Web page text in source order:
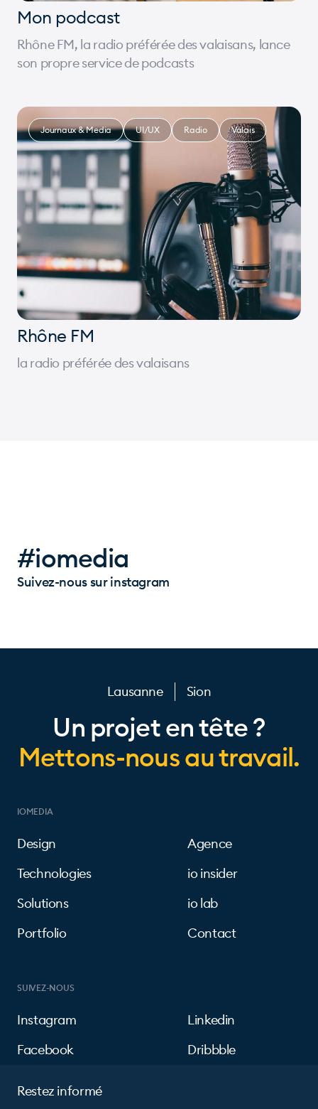
Mon podcast
Rhône FM, la radio préférée des valaisans, lance
son propre service de podcasts
Rhône FM
la radio préférée des valaisans
Journaux & Media UI/UX Radio Valais
#iomedia
Suivez-nous sur instagram
Lausanne Sion
Un projet en tête ?
Mettons-nous au travail.
IOMEDIA
Design
Technologies
Solutions
Portfolio
Agence
io insider
io lab
Contact
SUIVEZ-NOUS
Instagram
Facebook
Linkedin
Dribbble
Restez informé